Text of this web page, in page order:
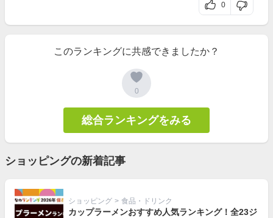
0
このランキングに共感できましたか？
0
総合ランキングをみる
ショッピングの新着記事
ショッピング > 食品・ドリンク
カップラーメンおすすめ人気ランキング！全23ジ